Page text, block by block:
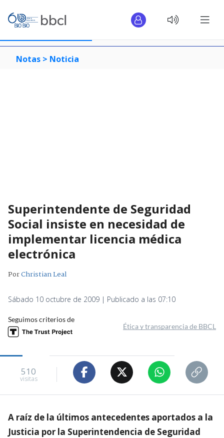
Notas > Noticia
Superintendente de Seguridad
Social insiste en necesidad de
implementar licencia médica
electrónica
PorChristian Leal
Sábado 10 octubre de 2009 | Publicado a las 07:10
Seguimos criterios de
Ética y transparencia de BBCL
510
visitas
A raíz de la últimos antecedentes aportados a la
Justicia por la Superintendencia de Seguridad